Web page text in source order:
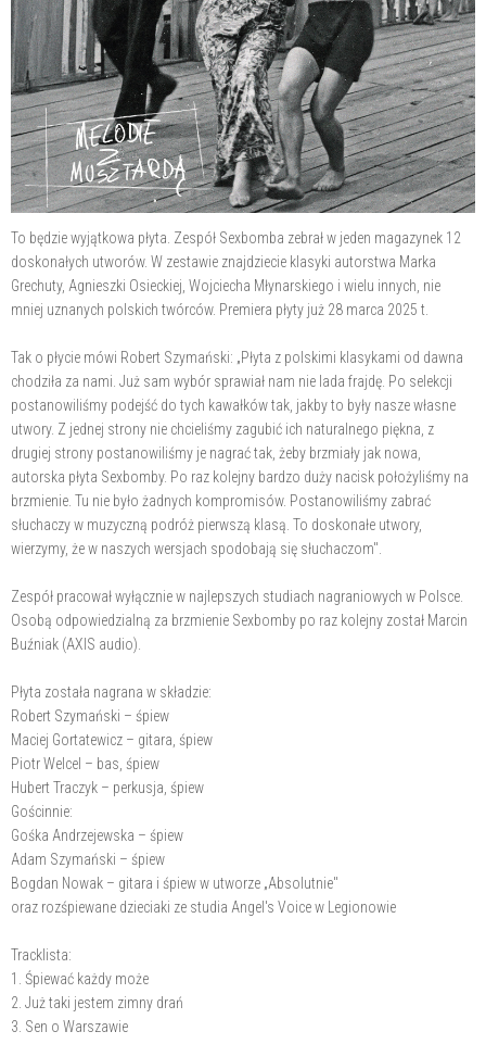
To będzie wyjątkowa płyta. Zespół Sexbomba zebrał w jeden magazynek 12
doskonałych utworów. W zestawie znajdziecie klasyki autorstwa Marka
Grechuty, Agnieszki Osieckiej, Wojciecha Młynarskiego i wielu innych, nie
mniej uznanych polskich twórców. Premiera płyty już 28 marca 2025 t.
Tak o płycie mówi Robert Szymański: „Płyta z polskimi klasykami od dawna
chodziła za nami. Już sam wybór sprawiał nam nie lada frajdę. Po selekcji
postanowiliśmy podejść do tych kawałków tak, jakby to były nasze własne
utwory. Z jednej strony nie chcieliśmy zagubić ich naturalnego piękna, z
drugiej strony postanowiliśmy je nagrać tak, żeby brzmiały jak nowa,
autorska płyta Sexbomby. Po raz kolejny bardzo duży nacisk położyliśmy na
brzmienie. Tu nie było żadnych kompromisów. Postanowiliśmy zabrać
słuchaczy w muzyczną podróż pierwszą klasą. To doskonałe utwory,
wierzymy, że w naszych wersjach spodobają się słuchaczom".
Zespół pracował wyłącznie w najlepszych studiach nagraniowych w Polsce.
Osobą odpowiedzialną za brzmienie Sexbomby po raz kolejny został Marcin
Buźniak (AXIS audio).
Płyta została nagrana w składzie:
Robert Szymański – śpiew
Maciej Gortatewicz – gitara, śpiew
Piotr Welcel – bas, śpiew
Hubert Traczyk – perkusja, śpiew
Gościnnie:
Gośka Andrzejewska – śpiew
Adam Szymański – śpiew
Bogdan Nowak – gitara i śpiew w utworze „Absolutnie"
oraz rozśpiewane dzieciaki ze studia Angel's Voice w Legionowie
Tracklista:
1. Śpiewać każdy może
2. Już taki jestem zimny drań
3. Sen o Warszawie